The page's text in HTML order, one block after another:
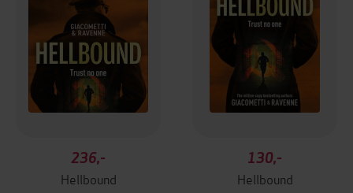
236,-
Hellbound
130,-
Hellbound